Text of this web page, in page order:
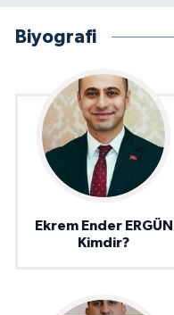
Biyografi
Ekrem Ender ERGÜN
Kimdir?